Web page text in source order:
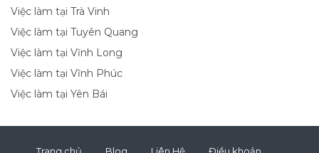
Việc làm tại Trà Vinh
Việc làm tại Tuyên Quang
Việc làm tại Vĩnh Long
Việc làm tại Vĩnh Phúc
Việc làm tại Yên Bái
Trang chủ Blog Liên Hệ Điều khoản